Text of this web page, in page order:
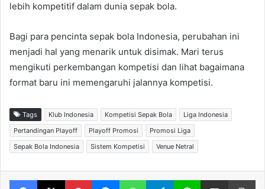
lebih kompetitif dalam dunia sepak bola.
Bagi para pencinta sepak bola Indonesia, perubahan ini
menjadi hal yang menarik untuk disimak. Mari terus
mengikuti perkembangan kompetisi dan lihat bagaimana
format baru ini memengaruhi jalannya kompetisi.
Tags Klub Indonesia Kompetisi Sepak Bola
Liga Indonesia
Pertandingan Playoff
Playoff Promosi
Promosi Liga
Sepak Bola Indonesia
Sistem Kompetisi Venue Netral
Facebook X Pinterest Messenger WhatsApp Telegram Line Share via Email